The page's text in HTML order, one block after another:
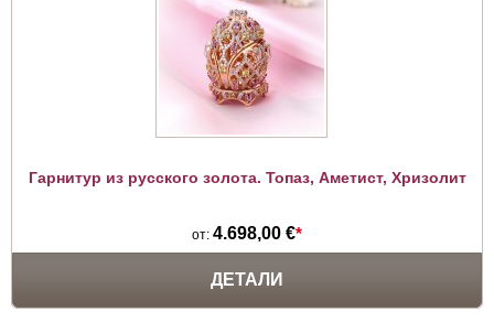
Гарнитур из русского золота. Топаз, Аметист, Хризолит
от: 4.698,00 €*
ДЕТАЛИ